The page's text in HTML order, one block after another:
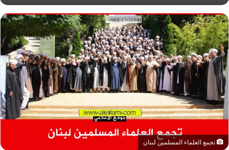
تجمع العلماء المسلمين لبنان